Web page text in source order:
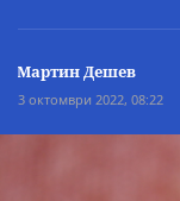
Мартин Дешев
3 октомври 2022, 08:22